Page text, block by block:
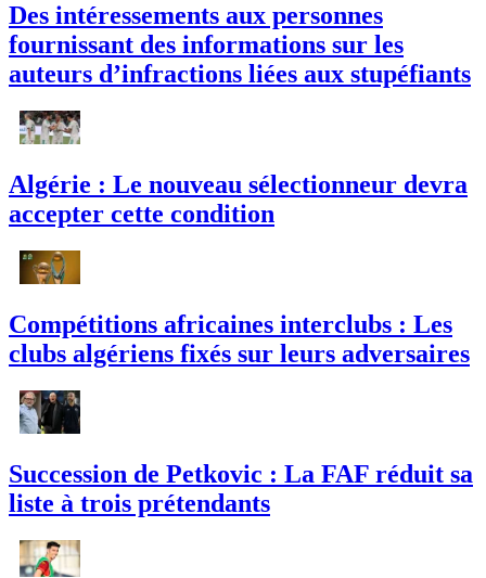
Des intéressements aux personnes
fournissant des informations sur les
auteurs d’infractions liées aux stupéfiants
Algérie : Le nouveau sélectionneur devra
accepter cette condition
Compétitions africaines interclubs : Les
clubs algériens fixés sur leurs adversaires
Succession de Petkovic : La FAF réduit sa
liste à trois prétendants